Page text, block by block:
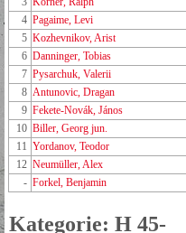
4 Pagaime, Levi
5 Kozhevnikov, Arist
6 Danninger, Tobias
7 Pysarchuk, Valerii
8 Antunovic, Dragan
9 Fekete-Novák, János
10 Biller, Georg jun.
11 Yordanov, Teodor
12 Neumüller, Alex
- Forkel, Benjamin
Kategorie: H 45-